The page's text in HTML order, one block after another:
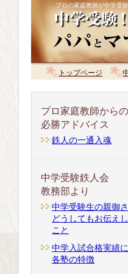
プロの家庭教師が中学受
トップページ
プロ家庭教師からの
必勝アドバイス
鉄人の一通入魂
中学受験鉄人会
教務部より
中学受験生の親御
どうしてもお伝え
こと
中学入試合格実績
各塾の特徴